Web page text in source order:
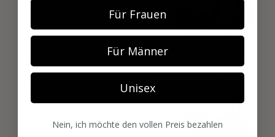
02
WÄHLE DEINEN ERSTEN
Starte mit deinem Favoriten. Dein
erstes Luxusparfum wird direkt nach
dem Checkout verschickt.
Für Frauen
Für Männer
Unisex
Nein, ich möchte den vollen Preis bezahlen